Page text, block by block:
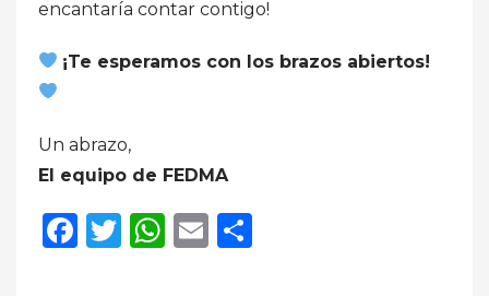
encantaría contar contigo!
¡Te esperamos con los brazos abiertos!
Un abrazo,
El equipo de FEDMA
Facebook
Twitter
WhatsApp
Email